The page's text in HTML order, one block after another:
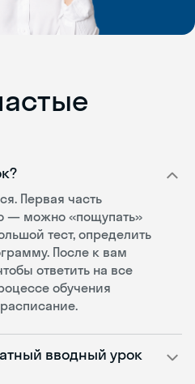
Первая часть
— можно «пощупать»
тест, определить
После к вам
ответить на все
обучения
вводный урок